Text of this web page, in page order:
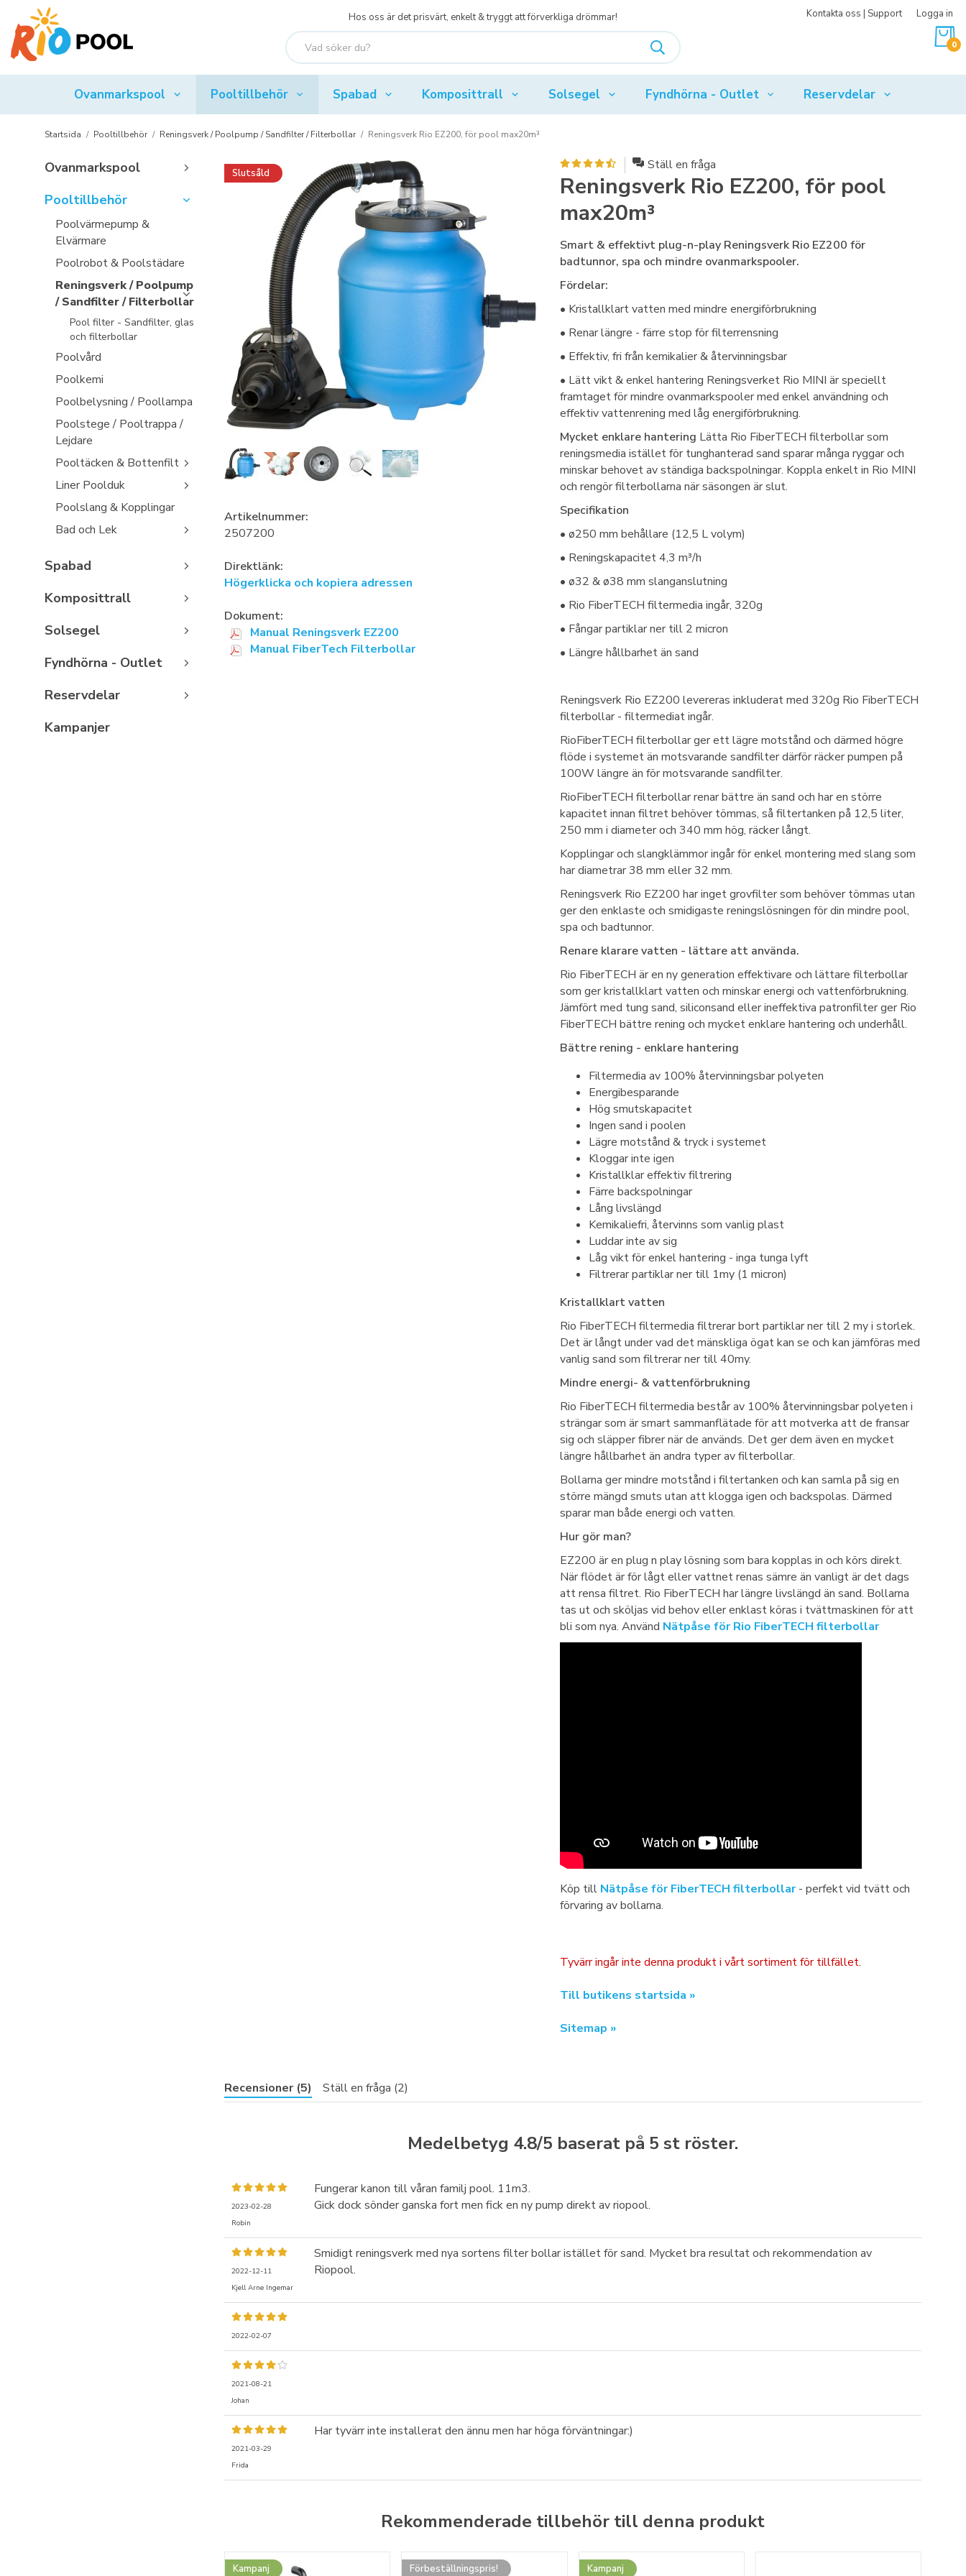
Hos oss är det prisvärt, enkelt & tryggt att förverkliga drömmar! Kontakta oss | Support Logga in
0
Ovanmarkspool Pooltillbehör Spabad Komposittrall Solsegel Fyndhörna - Outlet Reservdelar
Startsida / Pooltillbehör / Reningsverk / Poolpump / Sandfilter / Filterbollar / Reningsverk Rio EZ200, för pool max20m³
Ovanmarkspool
Pooltillbehör
Poolvärmepump &
Elvärmare
Poolrobot & Poolstädare
Reningsverk / Poolpump
/ Sandfilter / Filterbollar
Pool filter - Sandfilter, glas
och filterbollar
Poolvård
Poolkemi
Poolbelysning / Poollampa
Poolstege / Pooltrappa /
Lejdare
Pooltäcken & Bottenfilt
Liner Poolduk
Poolslang & Kopplingar
Bad och Lek
Spabad
Komposittrall
Solsegel
Fyndhörna - Outlet
Reservdelar
Kampanjer
Slutsåld
Ställ en fråga
Reningsverk Rio EZ200, för pool
max20m³
Smart & effektivt plug-n-play Reningsverk Rio EZ200 för
badtunnor, spa och mindre ovanmarkspooler.
Fördelar:
• Kristallklart vatten med mindre energiförbrukning
• Renar längre - färre stop för filterrensning
• Effektiv, fri från kemikalier & återvinningsbar
• Lätt vikt & enkel hantering Reningsverket Rio MINI är speciellt
framtaget för mindre ovanmarkspooler med enkel användning och
effektiv vattenrening med låg energiförbrukning.
Mycket enklare hantering Lätta Rio FiberTECH filterbollar som
reningsmedia istället för tunghanterad sand sparar många ryggar och
minskar behovet av ständiga backspolningar. Koppla enkelt in Rio MINI
och rengör filterbollarna när säsongen är slut.
Specifikation
• ø250 mm behållare (12,5 L volym)
• Reningskapacitet 4,3 m³/h
• ø32 & ø38 mm slanganslutning
• Rio FiberTECH filtermedia ingår, 320g
• Fångar partiklar ner till 2 micron
• Längre hållbarhet än sand
Reningsverk Rio EZ200 levereras inkluderat med 320g Rio FiberTECH
filterbollar - filtermediat ingår.
RioFiberTECH filterbollar ger ett lägre motstånd och därmed högre
flöde i systemet än motsvarande sandfilter därför räcker pumpen på
100W längre än för motsvarande sandfilter.
RioFiberTECH filterbollar renar bättre än sand och har en större
kapacitet innan filtret behöver tömmas, så filtertanken på 12,5 liter,
250 mm i diameter och 340 mm hög, räcker långt.
Kopplingar och slangklämmor ingår för enkel montering med slang som
har diametrar 38 mm eller 32 mm.
Reningsverk Rio EZ200 har inget grovfilter som behöver tömmas utan
ger den enklaste och smidigaste reningslösningen för din mindre pool,
spa och badtunnor.
Renare klarare vatten - lättare att använda.
Rio FiberTECH är en ny generation effektivare och lättare filterbollar
som ger kristallklart vatten och minskar energi och vattenförbrukning.
Jämfört med tung sand, siliconsand eller ineffektiva patronfilter ger Rio
FiberTECH bättre rening och mycket enklare hantering och underhåll.
Bättre rening - enklare hantering
Filtermedia av 100% återvinningsbar polyeten
Energibesparande
Hög smutskapacitet
Ingen sand i poolen
Lägre motstånd & tryck i systemet
Kloggar inte igen
Kristallklar effektiv filtrering
Färre backspolningar
Lång livslängd
Kemikaliefri, återvinns som vanlig plast
Luddar inte av sig
Låg vikt för enkel hantering - inga tunga lyft
Filtrerar partiklar ner till 1my (1 micron)
Kristallklart vatten
Rio FiberTECH filtermedia filtrerar bort partiklar ner till 2 my i storlek.
Det är långt under vad det mänskliga ögat kan se och kan jämföras med
vanlig sand som filtrerar ner till 40my.
Mindre energi- & vattenförbrukning
Rio FiberTECH filtermedia består av 100% återvinningsbar polyeten i
strängar som är smart sammanflätade för att motverka att de fransar
sig och släpper fibrer när de används. Det ger dem även en mycket
längre hållbarhet än andra typer av filterbollar.
Bollarna ger mindre motstånd i filtertanken och kan samla på sig en
större mängd smuts utan att klogga igen och backspolas. Därmed
sparar man både energi och vatten.
Hur gör man?
EZ200 är en plug n play lösning som bara kopplas in och körs direkt.
När flödet är för lågt eller vattnet renas sämre än vanligt är det dags
att rensa filtret. Rio FiberTECH har längre livslängd än sand. Bollarna
tas ut och sköljas vid behov eller enklast köras i tvättmaskinen för att
bli som nya. Använd Nätpåse för Rio FiberTECH filterbollar
Köp till Nätpåse för FiberTECH filterbollar- perfekt vid tvätt och
förvaring av bollarna.
Tyvärr ingår inte denna produkt i vårt sortiment för tillfället.
Till butikens startsida »
Sitemap »
Artikelnummer:
2507200
Direktlänk:
Högerklicka och kopiera adressen
Dokument:
Manual Reningsverk EZ200
Manual FiberTech Filterbollar
Recensioner (5) Ställ en fråga (2)
Medelbetyg 4.8/5 baserat på 5 st röster.
2023-02-28
Robin
Fungerar kanon till våran familj pool. 11m3.
Gick dock sönder ganska fort men fick en ny pump direkt av riopool.
2022-12-11
Kjell Arne Ingemar
Smidigt reningsverk med nya sortens filter bollar istället för sand. Mycket bra resultat och rekommendation av
Riopool.
2022-02-07
2021-08-21
Johan
2021-03-29
Frida
Har tyvärr inte installerat den ännu men har höga förväntningar:)
Rekommenderade tillbehör till denna produkt
Kampanj Förbeställningspris! Kampanj